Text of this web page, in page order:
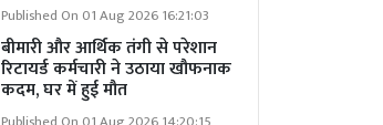
Published On 01 Aug 2026 16:21:03
बीमारी और आर्थिक तंगी से परेशान
रिटायर्ड कर्मचारी ने उठाया खौफनाक
कदम, घर में हुई मौत